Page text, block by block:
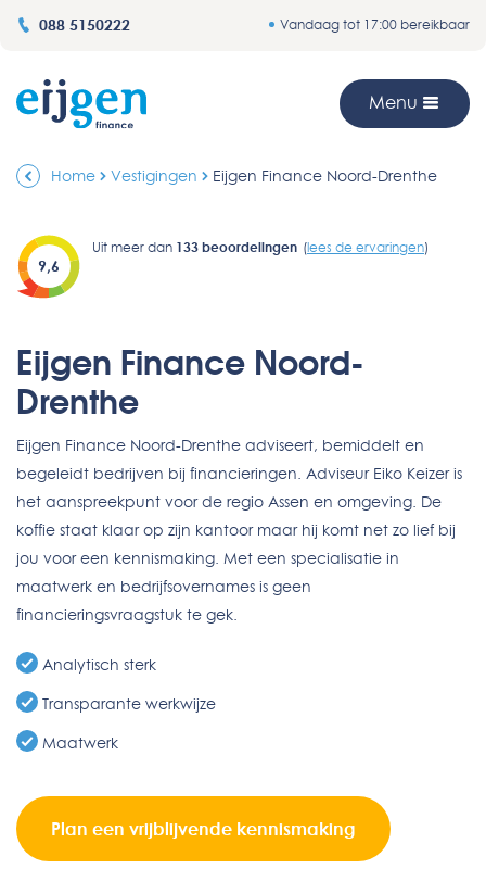
088 5150222 Vandaag tot 17:00 bereikbaar
Menu
Home Vestigingen Eijgen Finance Noord-Drenthe
9,6
Uit meer dan 133 beoordelingen (lees de ervaringen)
Eijgen Finance Noord-
Drenthe
Eijgen Finance Noord-Drenthe adviseert, bemiddelt en
begeleidt bedrijven bij financieringen. Adviseur Eiko Keizer is
het aanspreekpunt voor de regio Assen en omgeving. De
koffie staat klaar op zijn kantoor maar hij komt net zo lief bij
jou voor een kennismaking. Met een specialisatie in
maatwerk en bedrijfsovernames is geen
financieringsvraagstuk te gek.
Analytisch sterk
Transparante werkwijze
Maatwerk
Plan een vrijblijvende kennismaking